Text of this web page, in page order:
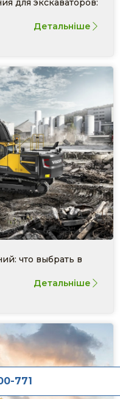
для экскаваторов:
Детальніше
что выбрать в
Детальніше
771